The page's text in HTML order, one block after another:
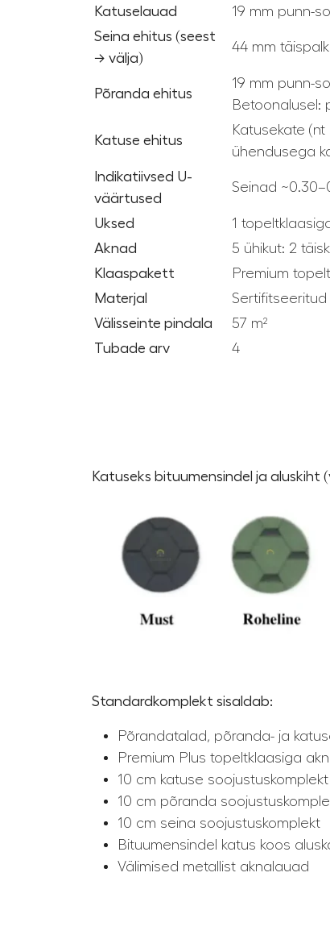
Katuselauad
19 mm punn-
Seina ehitus (seest
→ välja)
44 mm
Põranda ehitus
19 mm punn-
Betoonalusel:
Katuse ehitus
Katusekate
ühendusega
Indikatiivsed U-
väärtused
Seinad
Uksed
1
Aknad
5 ühikut: 2
Klaaspakett
Premium
Materjal
Välisseinte pindala
57 m²
Tubade arv
4
Katuseks bituumensindel ja aluskiht
Standardkomplekt sisaldab:
Põrandatalad, põranda- ja
Premium Plus topeltklaasiga
10 cm katuse soojustuskomplekt
10 cm põranda
10 cm seina soojustuskomplekt
Bituumensindel katus koos
Välimised metallist aknalauad